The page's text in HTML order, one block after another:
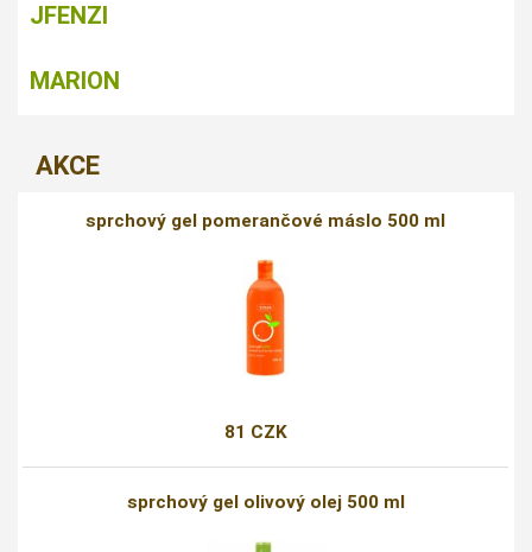
JFENZI
MARION
AKCE
sprchový gel pomerančové máslo 500 ml
81 CZK
sprchový gel olivový olej 500 ml